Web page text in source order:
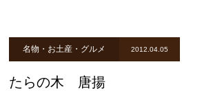
名物・お土産・グルメ 2012.04.05
たらの木 唐揚